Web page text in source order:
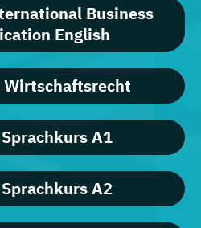
Business
English
A1
A2